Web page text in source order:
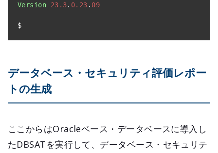
Version
23.3. 0.23 . 09
$
データベース・セキュリティ評価レポー
トの生成
ここからはOracleベース・データベースに導入し
たDBSATを実行して、データベース・セキュリテ